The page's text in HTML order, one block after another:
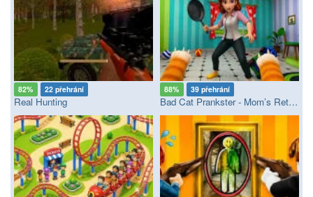
82% 22 přehrání
Real Hunting
88% 39 přehrání
Bad Cat Prankster - Mom’s Return